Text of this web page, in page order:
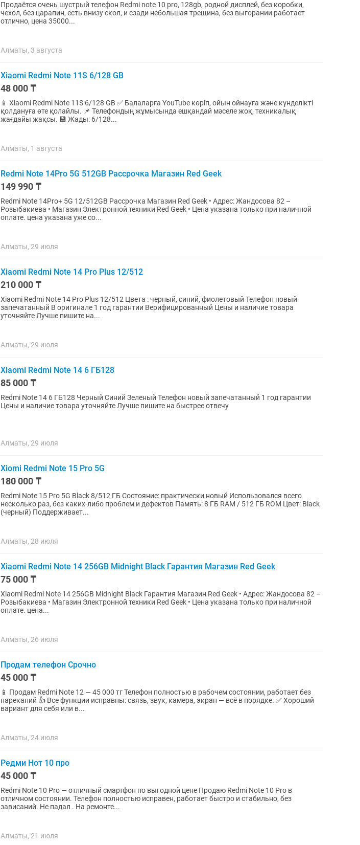
Продаётся очень шустрый телефон Redmi note 10 pro, 128gb, родной дисплей, без коробки,
чехол, без царапин, есть внизу скол, и сзади небольшая трещина, без выгорании работает
отлично, цена 35000...
Алматы, 3 августа
Xiaomi Redmi Note 11S 6/128 GB
48 000 ₸
📱 Xiaomi Redmi Note 11S 6/128 GB ✅ Балаларға YouTube көріп, ойын ойнауға және күнделікті
қолдануға өте қолайлы. 📌 Телефондың жұмысында ешқандай мәселе жоқ, техникалық
жағдайы жақсы. 💾 Жады: 6/128...
Алматы, 1 августа
Redmi Note 14Pro 5G 512GB Рассрочка Магазин Red Geek
149 990 ₸
Redmi Note 14Pro+ 5G 12/512GB Рассрочка Магазин Red Geek • Адрес: Жандосова 82 –
Розыбакиева • Магазин Электронной техники Red Geek • Цена указана только при наличной
оплате. цена указана уже со...
Алматы, 29 июля
Xiaomi Redmi Note 14 Pro Plus 12/512
210 000 ₸
Xiaomi Redmi Note 14 Pro Plus 12/512 Цвета : черный, синий, фиолетовый Телефон новый
запечатанный В оригинале 1 год гарантии Верифицированный Цены и наличие товара
уточняйте Лучше пишите на...
Алматы, 29 июля
Xiaomi Redmi Note 14 6 ГБ128
85 000 ₸
Redmi Note 14 6 ГБ128 Черный Синий Зеленый Телефон новый запечатанный 1 год гарантии
Цены и наличие товара уточняйте Лучше пишите на быстрее отвечу
Алматы, 29 июля
Xiomi Redmi Note 15 Pro 5G
180 000 ₸
Redmi Note 15 Pro 5G Black 8/512 ГБ Состояние: практически новый Использовался всего
несколько раз, без каких-либо проблем и дефектов Память: 8 ГБ RAM / 512 ГБ ROM Цвет: Black
(черный) Поддерживает...
Алматы, 28 июля
Xiaomi Redmi Note 14 256GB Midnight Black Гарантия Магазин Red Geek
75 000 ₸
Xiaomi Redmi Note 14 256GB Midnight Black Гарантия Магазин Red Geek • Адрес: Жандосова 82 –
Розыбакиева • Магазин Электронной техники Red Geek • Цена указана только при наличной
оплате. цена...
Алматы, 26 июля
Продам телефон Срочно
45 000 ₸
📱 Продам Redmi Note 12 — 45 000 тг Телефон полностью в рабочем состоянии, работает без
нареканий 👍 Все функции исправны: связь, звук, камера, экран — всё в порядке. ✅ Хороший
вариант для себя или в...
Алматы, 24 июля
Редми Нот 10 про
45 000 ₸
Redmi Note 10 Pro — отличный смартфон по выгодной цене Продаю Redmi Note 10 Pro в
отличном состоянии. Телефон полностью исправен, работает быстро и стабильно, без
зависаний. Не падал . На ремонте...
Алматы, 21 июля